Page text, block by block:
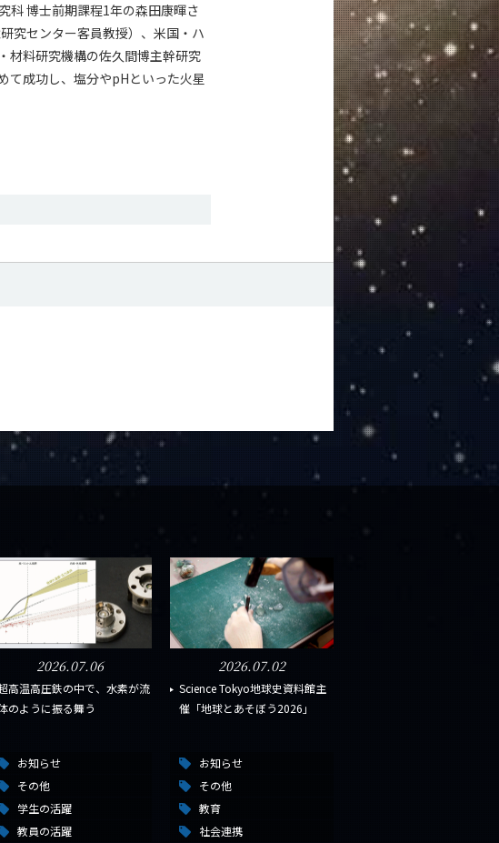
科 博士前期課程1年の森田康暉さ
究センター客員教授）、米国・ハ
料研究機構の佐久間博主幹研究
て成功し、塩分やpHといった火星
2026.07.06
高温高圧鉄の中で、水素が流
のように振る舞う
お知らせ
その他
学生の活躍
教員の活躍
2026.07.02
Science Tokyo地球史資料館主
催「地球とあそぼう2026」
お知らせ
その他
教育
社会連携